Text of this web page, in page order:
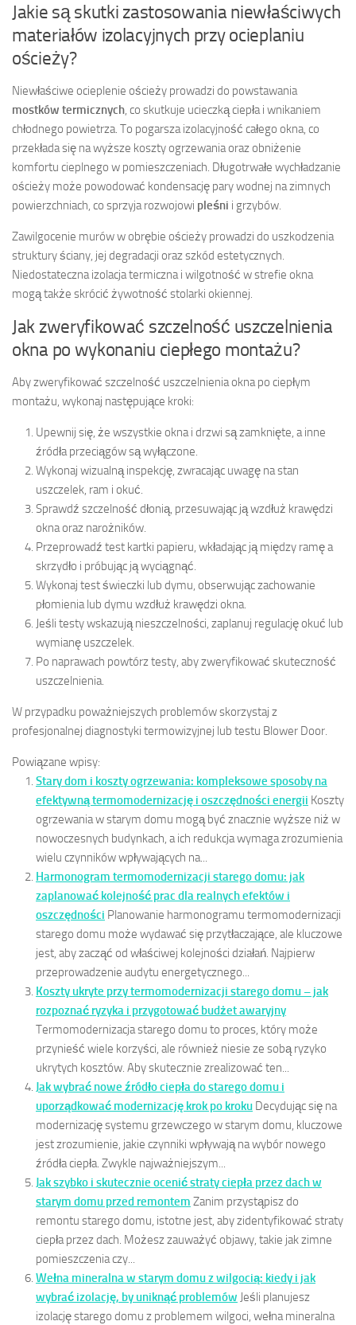
Jakie są skutki zastosowania niewłaściwych
materiałów izolacyjnych przy ocieplaniu
ościeży?
Niewłaściwe ocieplenie ościeży prowadzi do powstawania
mostków termicznych, co skutkuje ucieczką ciepła i wnikaniem
chłodnego powietrza. To pogarsza izolacyjność całego okna, co
przekłada się na wyższe koszty ogrzewania oraz obniżenie
komfortu cieplnego w pomieszczeniach. Długotrwałe wychładzanie
ościeży może powodować kondensację pary wodnej na zimnych
powierzchniach, co sprzyja rozwojowi pleśni i grzybów.
Zawilgocenie murów w obrębie ościeży prowadzi do uszkodzenia
struktury ściany, jej degradacji oraz szkód estetycznych.
Niedostateczna izolacja termiczna i wilgotność w strefie okna
mogą także skrócić żywotność stolarki okiennej.
Jak zweryfikować szczelność uszczelnienia
okna po wykonaniu ciepłego montażu?
Aby zweryfikować szczelność uszczelnienia okna po ciepłym
montażu, wykonaj następujące kroki:
Upewnij się, że wszystkie okna i drzwi są zamknięte, a inne
źródła przeciągów są wyłączone.
Wykonaj wizualną inspekcję, zwracając uwagę na stan
uszczelek, ram i okuć.
Sprawdź szczelność dłonią, przesuwając ją wzdłuż krawędzi
okna oraz narożników.
Przeprowadź test kartki papieru, wkładając ją między ramę a
skrzydło i próbując ją wyciągnąć.
Wykonaj test świeczki lub dymu, obserwując zachowanie
płomienia lub dymu wzdłuż krawędzi okna.
Jeśli testy wskazują nieszczelności, zaplanuj regulację okuć lub
wymianę uszczelek.
Po naprawach powtórz testy, aby zweryfikować skuteczność
uszczelnienia.
W przypadku poważniejszych problemów skorzystaj z
profesjonalnej diagnostyki termowizyjnej lub testu Blower Door.
Powiązane wpisy:
Stary dom i koszty ogrzewania: kompleksowe sposoby na
efektywną termomodernizację i oszczędności energii Koszty
ogrzewania w starym domu mogą być znacznie wyższe niż w
nowoczesnych budynkach, a ich redukcja wymaga zrozumienia
wielu czynników wpływających na...
Harmonogram termomodernizacji starego domu: jak
zaplanować kolejność prac dla realnych efektów i
oszczędności Planowanie harmonogramu termomodernizacji
starego domu może wydawać się przytłaczające, ale kluczowe
jest, aby zacząć od właściwej kolejności działań. Najpierw
przeprowadzenie audytu energetycznego...
Koszty ukryte przy termomodernizacji starego domu – jak
rozpoznać ryzyka i przygotować budżet awaryjny
Termomodernizacja starego domu to proces, który może
przynieść wiele korzyści, ale również niesie ze sobą ryzyko
ukrytych kosztów. Aby skutecznie zrealizować ten...
Jak wybrać nowe źródło ciepła do starego domu i
uporządkować modernizację krok po kroku Decydując się na
modernizację systemu grzewczego w starym domu, kluczowe
jest zrozumienie, jakie czynniki wpływają na wybór nowego
źródła ciepła. Zwykle najważniejszym...
Jak szybko i skutecznie ocenić straty ciepła przez dach w
starym domu przed remontem Zanim przystąpisz do
remontu starego domu, istotne jest, aby zidentyfikować straty
ciepła przez dach. Możesz zauważyć objawy, takie jak zimne
pomieszczenia czy...
Wełna mineralna w starym domu z wilgocią: kiedy i jak
wybrać izolację, by uniknąć problemów Jeśli planujesz
izolację starego domu z problemem wilgoci, wełna mineralna